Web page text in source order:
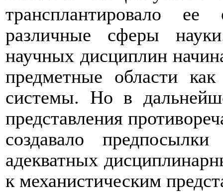
трансплантировало
различные сферы
научных дисциплин
предметные области
системы. Но в
представления
создавало
адекватных
к механистическим